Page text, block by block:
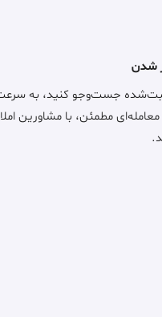
شدن
ثبت‌شده جست‌وجو کنید، به
معامله‌ای مطمئن، با مشاورین